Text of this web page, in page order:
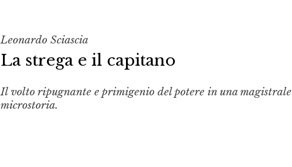
Leonardo Sciascia
La strega e il capitano
Il volto ripugnante e primigenio del po­tere in una magistrale
microstoria.